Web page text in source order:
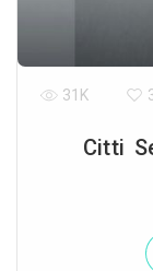
Citti
31K